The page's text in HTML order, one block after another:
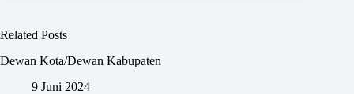
Related Posts
Dewan Kota/Dewan Kabupaten
9 Juni 2024